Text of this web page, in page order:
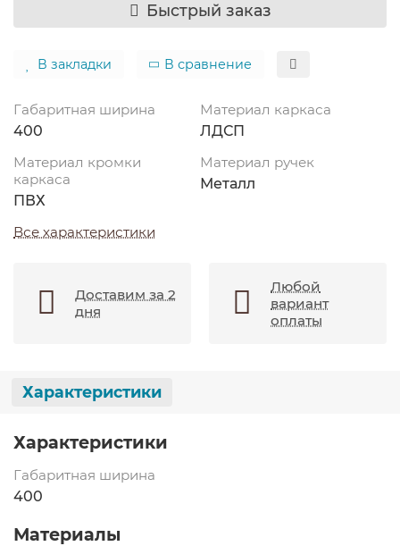
Быстрый заказ
В закладки В сравнение
Габаритная ширина
400
Материал каркаса
ЛДСП
Материал кромки
каркаса
ПВХ
Материал ручек
Металл
Все характеристики
Доставим за 2
дня
Любой
вариант
оплаты
Характеристики
Характеристики
Габаритная ширина
400
Материалы